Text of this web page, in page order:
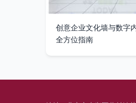
创意企业文化墙与数字
全方位指南